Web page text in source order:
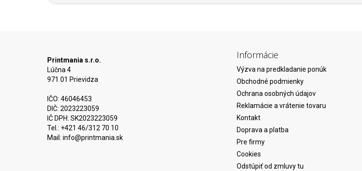
Printmania s.r.o.
Lúčna 4
971 01 Prievidza
IČO: 46046453
DIČ: 2023223059
IČ DPH: SK2023223059
Tel.: +421 46/312 70 10
Mail: info@printmania.sk
Informácie
Výzva na predkladanie ponúk
Obchodné podmienky
Ochrana osobných údajov
Reklamácie a vrátenie tovaru
Kontakt
Doprava a platba
Pre firmy
Cookies
Odstúpiť od zmluvy tu